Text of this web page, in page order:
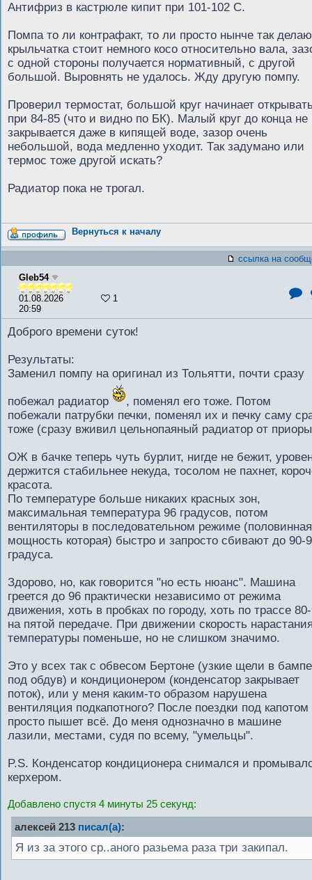
Антифриз в кастрюле кипит при 101-102 С.
Помпа то ли контрафакт, то ли просто нынче так
крыльчатка стоит немного косо относительно вала,
с одной стороны получается нормативный, с другой
большой. Выровнять не удалось. Жду другую помпу.
Проверил термостат, большой круг начинает
при 84-85 (что и видно по БК). Малый круг до конца не
закрывается даже в кипящей воде, зазор очень
небольшой, вода медленно уходит. Так задумано или
термос тоже другой искать?
Радиатор пока не трогал.
Вернуться к началу
ссылка на
Gleb54
01.08.2026
20:59
1
Доброго времени суток!
Результаты:
Заменил помпу на оригинал из Тольятти, почти сразу
побежал радиатор
, поменял его тоже. Потом
побежали патрубки печки, поменял их и печку саму
тоже (сразу вживил цельнопаяный радиатор от
ОЖ в бачке теперь чуть бурлит, нигде не бежит,
держится стабильнее некуда, тосолом не пахнет,
красота.
По температуре больше никаких красных зон,
максимальная температура 96 градусов, потом
вентиляторы в последовательном режиме (половинная
мощность которая) быстро и запросто сбивают до 90-
градуса.
Здорово, но, как говорится "но есть нюанс". Машина
греется до 96 практически независимо от режима
движения, хоть в пробках по городу, хоть по трассе
на пятой передаче. При движении скорость
температуры поменьше, но не слишком значимо.
Это у всех так с обвесом Бертоне (узкие щели в
под обдув) и кондиционером (конденсатор закрывает
поток), или у меня каким-то образом нарушена
вентиляция подкапотного? После поездки под капотом
просто пышет всё. До меня однозначно в машине
лазили, местами, судя по всему, "умельцы".
P.S. Конденсатор кондиционера снимался и
керхером.
Добавлено спустя 4 минуты 25 секунд:
алексей 213 писал(а):
Я из за этого ср..аного разьема раза три закипал.